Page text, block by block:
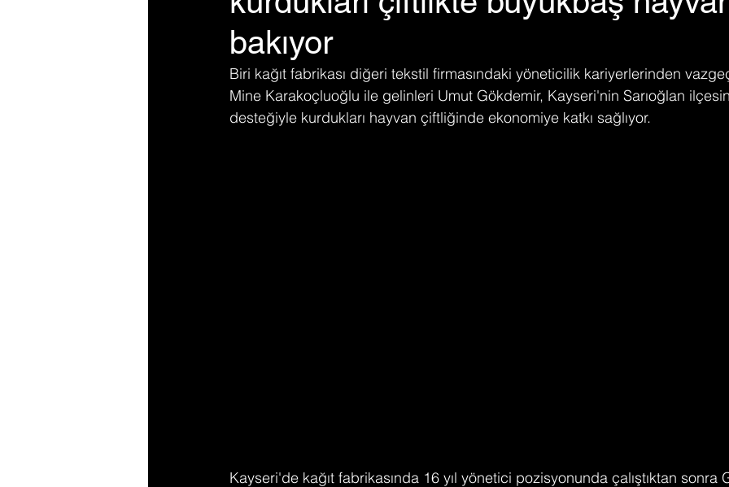
bakıyor
Biri kağıt fabrikası diğeri tekstil firmasındaki yöneticilik kariyerlerinden
Mine Karakoçluoğlu ile gelinleri Umut Gökdemir, Kayseri'nin Sarıoğlan
desteğiyle kurdukları hayvan çiftliğinde ekonomiye katkı sağlıyor.
Kayseri'de kağıt fabrikasında 16 yıl yönetici pozisyonunda çalıştıktan sonra